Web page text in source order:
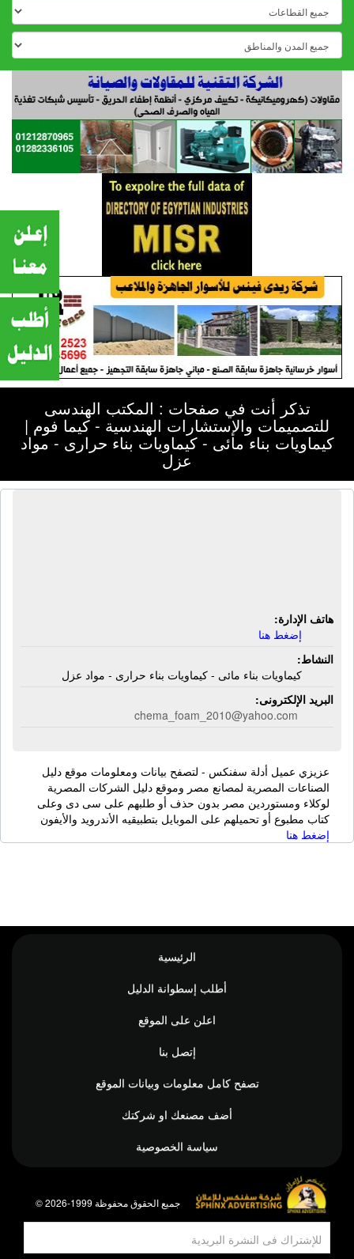
تذكر أنت في صفحات : المكتب الهندسى
للتصميمات والإستشارات الهندسية - كيما فوم |
كيماويات بناء مائى - كيماويات بناء حرارى - مواد
عزل
هاتف الإدارة:
إضغط هنا
النشاط:
كيماويات بناء مائى - كيماويات بناء حرارى - مواد عزل
البريد الإلكترونى:
chema_foam_2010@yahoo.com
عزيزي عميل أدلة سفنكس - لتصفح بيانات ومعلومات موقع دليل
الصناعات المصرية لمصانع مصر وموقع دليل الشركات المصرية
لوكلاء ومستوردين مصر بدون حذف أو طلبهم على سى دى وعلى
كتاب مطبوع أو تحميلهم على الموبايل بتطبيقيه الأندرويد والأيفون
إضغط هنا
الرئيسية
أطلب إسطوانة الدليل
اعلن على الموقع
إتصل بنا
تصفح كامل معلومات وبيانات الموقع
أضف مصنعك او شركتك
سياسة الخصوصية
© جميع الحقوق محفوظة 1999-2026